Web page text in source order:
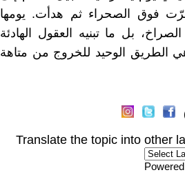
فوق الصحراء ثم هدأت. يومها
بل ما تبنيه العقول الهادئة
الطريق الوحيد للخروج من متاهة
Translate the topic into other